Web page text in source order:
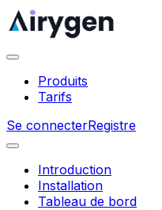
Produits
Tarifs
Se connecterRegistre
Introduction
Installation
Tableau de bord